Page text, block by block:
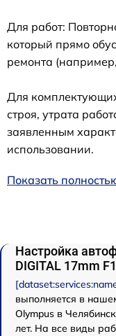
Для работ:
который прямо
ремонта
Для
строя, утрата
заявленным
использовании.
Показать
Настройка
DIGITAL 17mm
выполняется в
Olympus в
лет. На все виды